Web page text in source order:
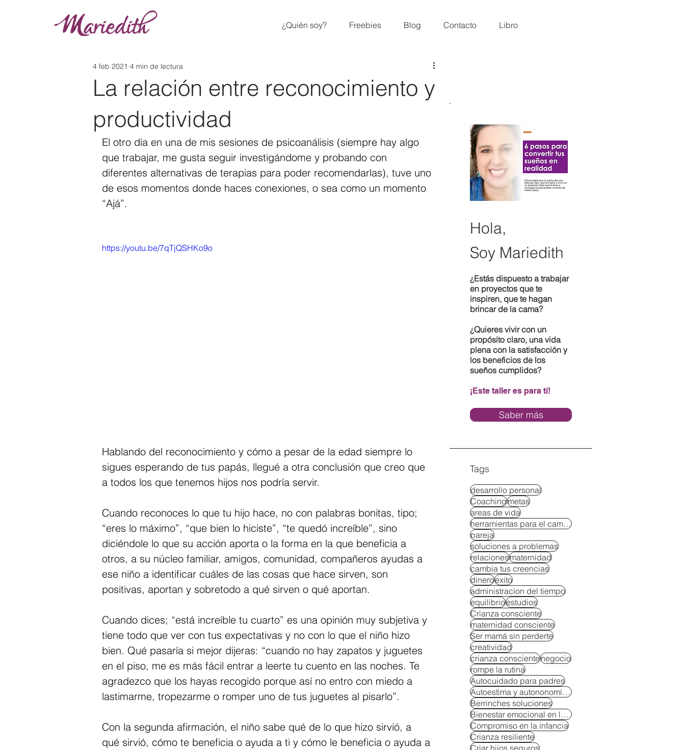
¿Quién soy? Freebies Blog Contacto Libro
La relación entre reconocimiento y
productividad
4 feb 2021 4 min de lectura
El otro día en una de mis sesiones de psicoanálisis (siempre hay algo
que trabajar, me gusta seguir investigándome y probando con
diferentes alternativas de terapias para poder recomendarlas), tuve uno
de esos momentos donde haces conexiones, o sea como un momento
“Ajá”.
https://youtu.be/7qTjQSHKo9o
Hablando del reconocimiento y cómo a pesar de la edad siempre lo
sigues esperando de tus papás, llegué a otra conclusión que creo que
a todos los que tenemos hijos nos podría servir.
Cuando reconoces lo que tu hijo hace, no con palabras bonitas, tipo;
“eres lo máximo”, “que bien lo hiciste”, “te quedó increíble”, sino
diciéndole lo que su acción aporta o la forma en la que beneficia a
otros, a su núcleo familiar, amigos, comunidad, compañeros ayudas a
ese niño a identificar cuáles de las cosas que hace sirven, son
positivas, aportan y sobretodo a qué sirven o qué aportan.
Cuando dices; “está increíble tu cuarto” es una opinión muy subjetiva y
tiene todo que ver con tus expectativas y no con lo que el niño hizo
bien. Qué pasaría si mejor dijeras: “cuando no hay zapatos y juguetes
en el piso, me es más fácil entrar a leerte tu cuento en las noches. Te
agradezco que los hayas recogido porque así no entro con miedo a
lastimarme, tropezarme o romper uno de tus juguetes al pisarlo”.
Con la segunda afirmación, el niño sabe qué de lo que hizo sirvió, a
qué sirvió, cómo te beneficia o ayuda a ti y cómo le beneficia o ayuda a
Hola,
Soy Mariedith
¿Estás dispuesto a trabajar
en proyectos que te
inspiren, que te hagan
brincar de la cama?
¿Quieres vivir con un
propósito claro, una vida
plena con la satisfacción y
los beneficios de los
sueños cumplidos?
¡Este taller es para ti!
Saber más
Tags
desarrollo personal
Coachingmetas
areas de vida
herramientas para el cambio
pareja
soluciones a problemas
relacionesmaternidad
cambia tus creencias
dineroexito
administracion del tiempo
equilibrioestudios
Crianza consciente
maternidad consciente
Ser mamá sin perderte
creatividad
crianza conscientenegocio
rompe la rutina
Autocuidado para padres
Autoestima y autononomía en niños
Berrinches soluciones
Bienestar emocional en la crianza
Compromiso en la infancia
Crianza resiliente
Criar hijos seguros